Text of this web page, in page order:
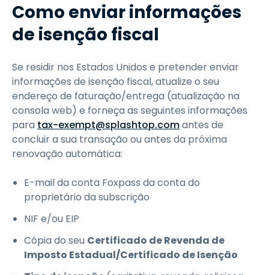
Como enviar informações
de isenção fiscal
Se residir nos Estados Unidos e pretender enviar
informações de isenção fiscal, atualize o seu
endereço de faturação/entrega (atualização na
consola web) e forneça as seguintes informações
para tax-exempt@splashtop.comantes de
concluir a sua transação ou antes da próxima
renovação automática:
E-mail da conta Foxpass da conta do
proprietário da subscrição
NIF e/ou EIP
Cópia do seu Certificado de Revenda de
Imposto Estadual/Certificado de Isenção